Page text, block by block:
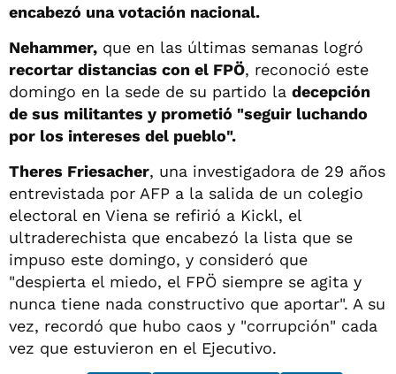
encabezó una votación nacional.
Nehammer, que en las últimas semanas logró
recortar distancias con el FPÖ, reconoció este
domingo en la sede de su partido la decepción
de sus militantes y prometió "seguir luchando
por los intereses del pueblo".
Theres Friesacher, una investigadora de 29 años
entrevistada por AFP a la salida de un colegio
electoral en Viena se refirió a Kickl, el
ultraderechista que encabezó la lista que se
impuso este domingo, y consideró que
"despierta el miedo, el FPÖ siempre se agita y
nunca tiene nada constructivo que aportar". A su
vez, recordó que hubo caos y "corrupción" cada
vez que estuvieron en el Ejecutivo.